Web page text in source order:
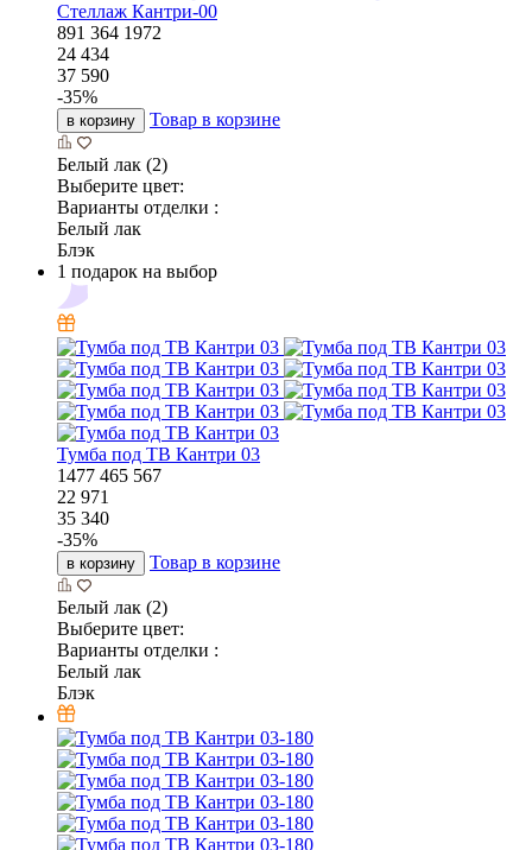
Стеллаж Кантри-00
891 364 1972
24 434
37 590
-35%
в корзину Товар в корзине
Белый лак (2)
Выберите цвет:
Варианты отделки :
Белый лак
Блэк
1 подарок на выбор
Тумба под ТВ Кантри 03
1477 465 567
22 971
35 340
-35%
в корзину Товар в корзине
Белый лак (2)
Выберите цвет:
Варианты отделки :
Белый лак
Блэк